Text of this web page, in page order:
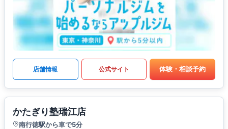
店舗情報 公式サイト 体験・相談予約
かたぎり塾瑞江店
南行徳駅から車で5分